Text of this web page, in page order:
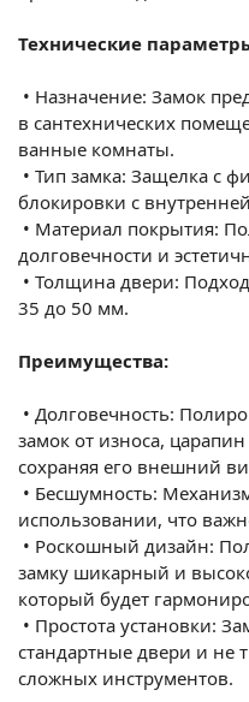
Технические
• Назначение: Замок
в сантехнических
ванные комнаты.
• Тип замка: Защелка с
блокировки с
• Материал покрытия:
долговечности и
• Толщина двери:
35 до 50 мм.
Преимущества:
• Долговечность:
замок от износа,
сохраняя его внешний
• Бесшумность:
использовании, что
• Роскошный дизайн:
замку шикарный и
который будет
• Простота установки:
стандартные двери и не
сложных инструментов.